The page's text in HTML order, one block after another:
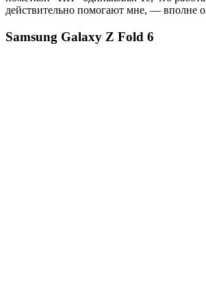
действительно помогают мне, — вполне
Samsung Galaxy Z Fold 6